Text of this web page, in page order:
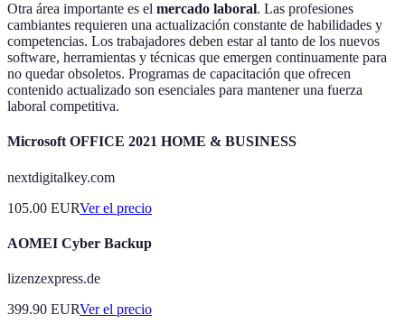
Otra área importante es el mercado laboral. Las profesiones
cambiantes requieren una actualización constante de habilidades y
competencias. Los trabajadores deben estar al tanto de los nuevos
software, herramientas y técnicas que emergen continuamente para
no quedar obsoletos. Programas de capacitación que ofrecen
contenido actualizado son esenciales para mantener una fuerza
laboral competitiva.
Microsoft OFFICE 2021 HOME & BUSINESS
nextdigitalkey.com
105.00 EURVer el precio
AOMEI Cyber Backup
lizenzexpress.de
399.90 EURVer el precio